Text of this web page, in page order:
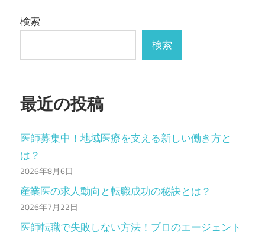
検索
検索
最近の投稿
医師募集中！地域医療を支える新しい働き方と
は？
2026年8月6日
産業医の求人動向と転職成功の秘訣とは？
2026年7月22日
医師転職で失敗しない方法！プロのエージェント